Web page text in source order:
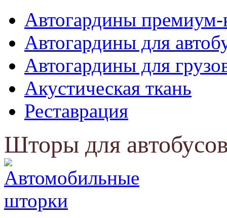
Автогардины премиум-
Автогардины для
Автогардины для
Акустическая ткань
Реставрация
Шторы для